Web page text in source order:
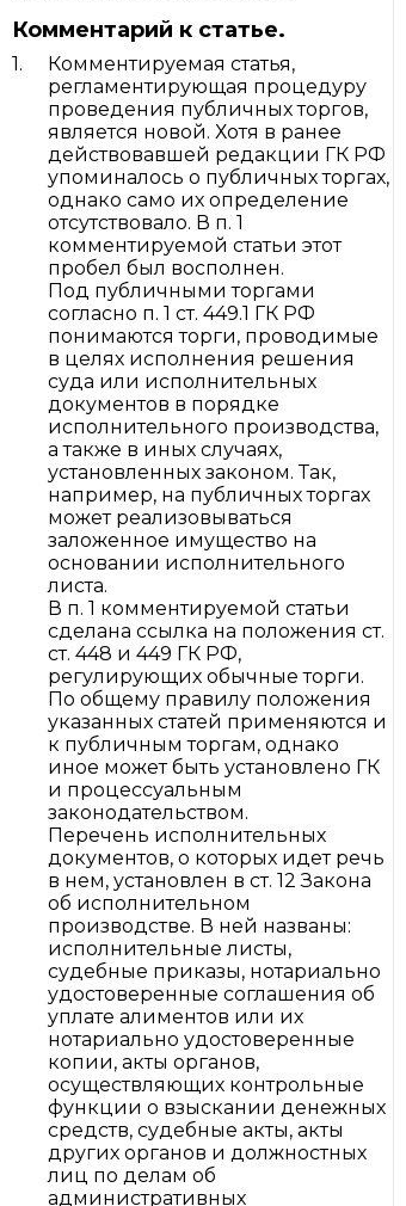
Комментарий к статье.
Комментируемая статья,
регламентирующая процедуру
проведения публичных торгов,
является новой. Хотя в ранее
действовавшей редакции ГК РФ
упоминалось о публичных торгах,
однако само их определение
отсутствовало. В п. 1
комментируемой статьи этот
пробел был восполнен.
Под публичными торгами
согласно п. 1 ст. 449.1 ГК РФ
понимаются торги, проводимые
в целях исполнения решения
суда или исполнительных
документов в порядке
исполнительного производства,
а также в иных случаях,
установленных законом. Так,
например, на публичных торгах
может реализовываться
заложенное имущество на
основании исполнительного
листа.
В п. 1 комментируемой статьи
сделана ссылка на положения ст.
ст. 448 и 449 ГК РФ,
регулирующих обычные торги.
По общему правилу положения
указанных статей применяются и
к публичным торгам, однако
иное может быть установлено ГК
и процессуальным
законодательством.
Перечень исполнительных
документов, о которых идет речь
в нем, установлен в ст. 12 Закона
об исполнительном
производстве. В ней названы:
исполнительные листы,
судебные приказы, нотариально
удостоверенные соглашения об
уплате алиментов или их
нотариально удостоверенные
копии, акты органов,
осуществляющих контрольные
функции о взыскании денежных
средств, судебные акты, акты
других органов и должностных
лиц по делам об
административных